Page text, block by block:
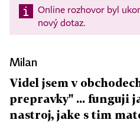
Online rozhovor byl
nový dotaz.
Milan
Videl jsem v
prepravky" ... funguji
nastroj, jake s tim